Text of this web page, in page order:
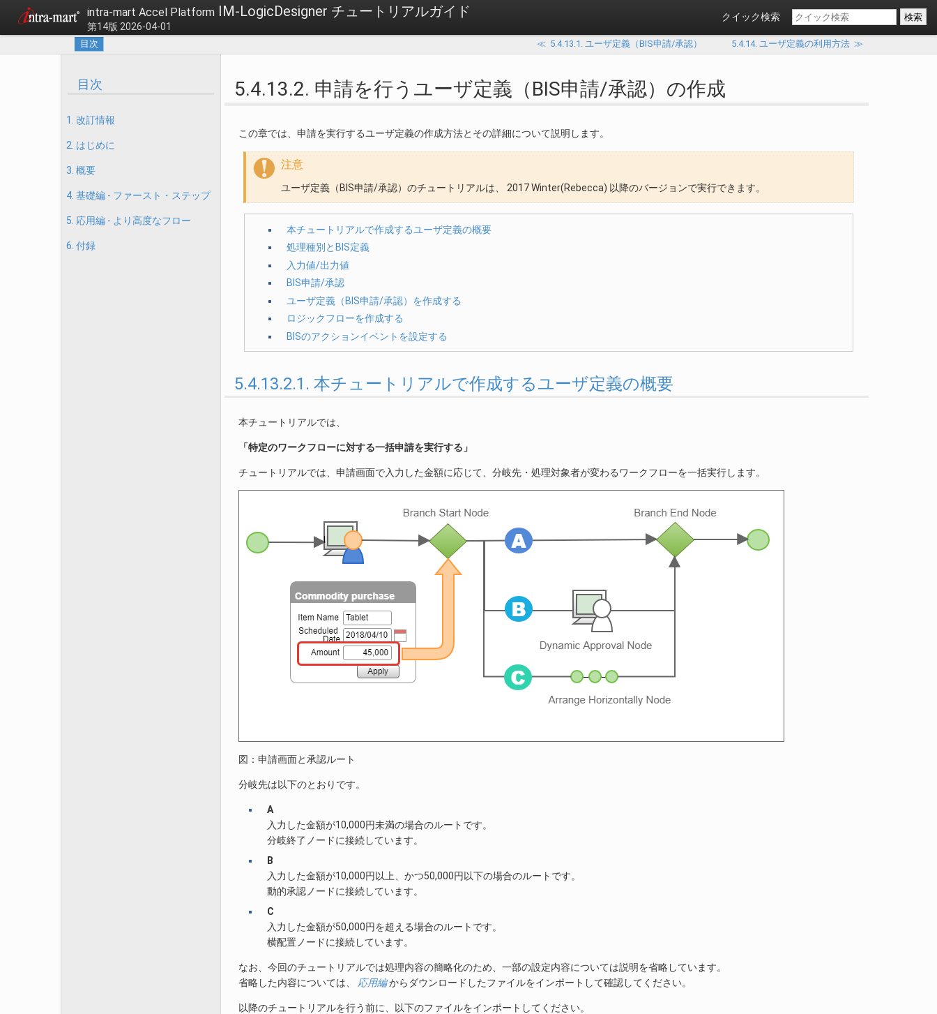
intra-mart Accel Platform IM-LogicDesigner チュートリアルガイド
第14版 2026-04-01
クイック検索
目次 ≪ 5.4.13.1. ユーザ定義（BIS申請/承認） 5.4.14. ユーザ定義の利用方法≫
目次
1. 改訂情報
2. はじめに
3. 概要
4. 基礎編 - ファースト・ステップ
5. 応用編 - より高度なフロー
6. 付録
5.4.13.2. 申請を行うユーザ定義（BIS申請/承認）の作成
この章では、申請を実行するユーザ定義の作成方法とその詳細について説明します。
注意
ユーザ定義（BIS申請/承認）のチュートリアルは、 2017 Winter(Rebecca) 以降のバージョンで実行できます。
本チュートリアルで作成するユーザ定義の概要
処理種別とBIS定義
入力値/出力値
BIS申請/承認
ユーザ定義（BIS申請/承認）を作成する
ロジックフローを作成する
BISのアクションイベントを設定する
5.4.13.2.1. 本チュートリアルで作成するユーザ定義の概要
本チュートリアルでは、
「特定のワークフローに対する一括申請を実行する」
チュートリアルでは、申請画面で入力した金額に応じて、分岐先・処理対象者が変わるワークフローを一括実行します。
図：申請画面と承認ルート
分岐先は以下のとおりです。
A
入力した金額が10,000円未満の場合のルートです。
分岐終了ノードに接続しています。
B
入力した金額が10,000円以上、かつ50,000円以下の場合のルートです。
動的承認ノードに接続しています。
C
入力した金額が50,000円を超える場合のルートです。
横配置ノードに接続しています。
なお、今回のチュートリアルでは処理内容の簡略化のため、一部の設定内容については説明を省略しています。
省略した内容については、 応用編からダウンロードしたファイルをインポートして確認してください。
以降のチュートリアルを行う前に、以下のファイルをインポートしてください。